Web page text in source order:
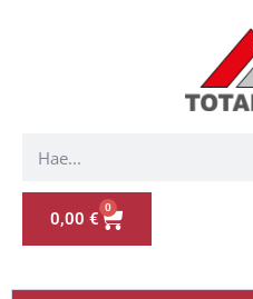
0,00 €
0